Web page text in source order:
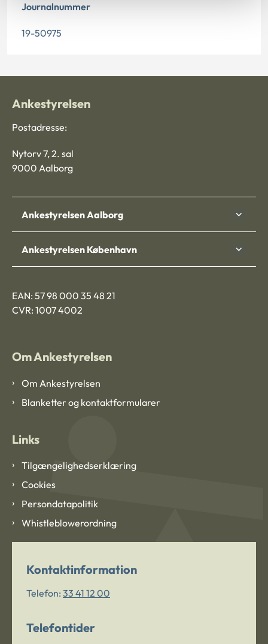
Journalnummer
19-50975
Ankestyrelsen
Postadresse:
Nytorv 7, 2. sal
9000 Aalborg
Ankestyrelsen Aalborg
Ankestyrelsen København
EAN: 57 98 000 35 48 21
CVR: 1007 4002
Om Ankestyrelsen
Om Ankestyrelsen
Blanketter og kontaktformularer
Links
Tilgængelighedserklæring
Cookies
Persondatapolitik
Whistleblowerordning
Kontaktinformation
Telefon: 33 41 12 00
Telefontider